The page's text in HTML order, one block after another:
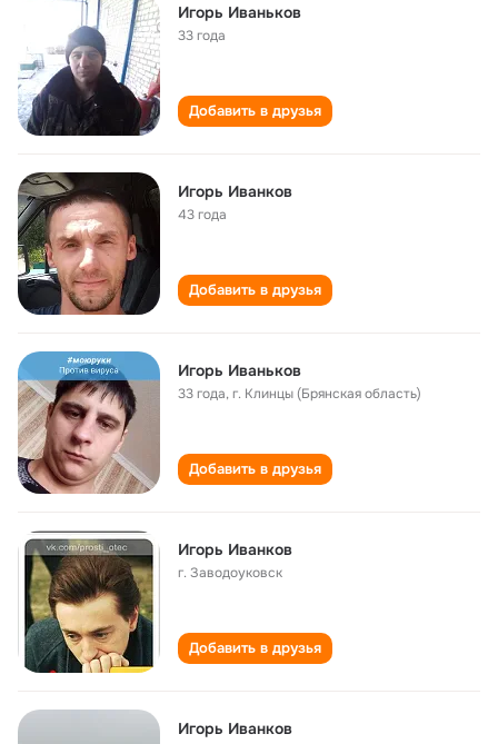
Игорь Иваньков
33 года
Добавить в друзья
Игорь Иванков
43 года
Добавить в друзья
Игорь Иваньков
33 года,г. Клинцы (Брянская область)
Добавить в друзья
Игорь Иванков
г. Заводоуковск
Добавить в друзья
Игорь Иванков